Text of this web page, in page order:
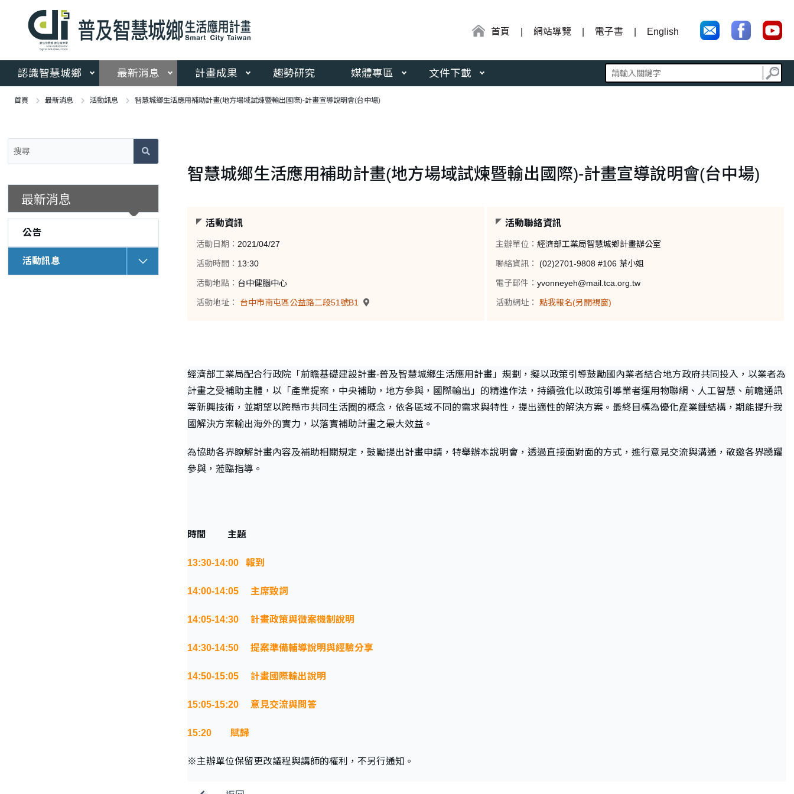
::: 首頁 網站導覽 電子書 English
認識智慧城鄉 最新消息 計畫成果 趨勢研究 媒體專區 文件下載
首頁 最新消息 活動訊息 智慧城鄉生活應用補助計畫(地方場域試煉暨輸出國際)-計畫宣導說明會(台中場)
最新消息
公告
活動訊息
智慧城鄉生活應用補助計畫(地方場域試煉暨輸出國際)-計畫宣導說明會(台中場)
活動資訊
活動日期： 2021/04/27
活動時間： 13:30
活動地點： 台中健腦中心
活動地址： 台中市南屯區公益路二段51號B1
活動聯絡資訊
主辦單位： 經濟部工業局智慧城鄉計畫辦公室
聯絡資訊： (02)2701-9808 #106 葉小姐
電子郵件： yvonneyeh@mail.tca.org.tw
活動網址： 點我報名(另開視窗)
經濟部工業局配合行政院「前瞻基礎建設計畫-普及智慧城鄉生活應用計畫」規劃，擬以政策引導鼓勵國內業者結合地方政府共同投入，以業者為
計畫之受補助主體，以「產業提案，中央補助，地方參與，國際輸出」的精進作法，持續強化以政策引導業者運用物聯網、人工智慧、前瞻通訊
等新興技術，並期望以跨縣市共同生活圈的概念，依各區域不同的需求與特性，提出適性的解決方案。最終目標為優化產業鏈結構，期能提升我
國解決方案輸出海外的實力，以落實補助計畫之最大效益。
為協助各界瞭解計畫內容及補助相關規定，鼓勵提出計畫申請，特舉辦本說明會，透過直接面對面的方式，進行意見交流與溝通，敬邀各界踴躍
參與，蒞臨指導。
時間 主題
13:30-14:00 報到
14:00-14:05 主席致詞
14:05-14:30 計畫政策與徵案機制說明
14:30-14:50 提案準備輔導說明與經驗分享
14:50-15:05 計畫國際輸出說明
15:05-15:20 意見交流與問答
15:20 賦歸
※主辦單位保留更改議程與講師的權利，不另行通知。